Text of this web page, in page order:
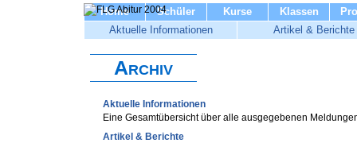
Home Schüler Kurse Klassen
Aktuelle Informationen
Artikel & Berichte
Archiv
Aktuelle Informationen
Eine Gesamtübersicht über alle ausgegebenen
Artikel & Berichte